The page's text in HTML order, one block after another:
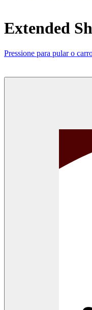
Extended
Pressione para pular o